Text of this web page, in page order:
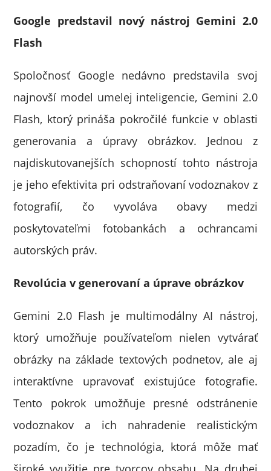
Google predstavil nový nástroj Gemini 2.0
Flash
Spoločnosť Google nedávno predstavila svoj
najnovší model umelej inteligencie, Gemini 2.0
Flash, ktorý prináša pokročilé funkcie v oblasti
generovania a úpravy obrázkov. Jednou z
najdiskutovanejších schopností tohto nástroja
je jeho efektivita pri odstraňovaní vodoznakov z
fotografií, čo vyvoláva obavy medzi
poskytovateľmi fotobankách a ochrancami
autorských práv.
Revolúcia v generovaní a úprave obrázkov
Gemini 2.0 Flash je multimodálny AI nástroj,
ktorý umožňuje používateľom nielen vytvárať
obrázky na základe textových podnetov, ale aj
interaktívne upravovať existujúce fotografie.
Tento pokrok umožňuje presné odstránenie
vodoznakov a ich nahradenie realistickým
pozadím, čo je technológia, ktorá môže mať